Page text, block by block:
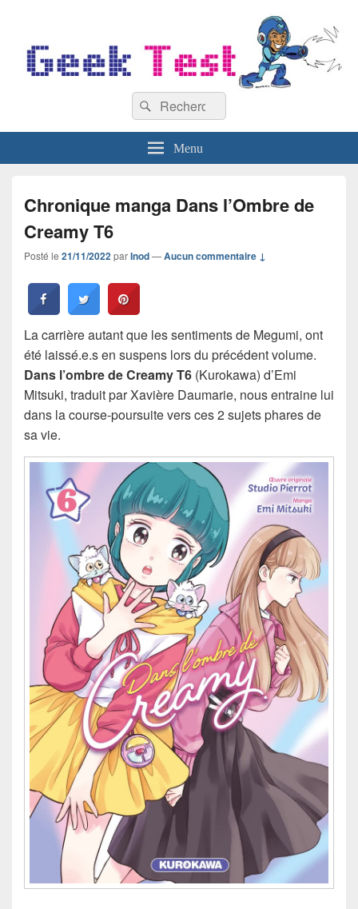
Recherche :
Rechercher
Menu
Chronique manga Dans l’Ombre de
Creamy T6
Posté le 21/11/2022parInod—Aucun commentaire ↓
La carrière autant que les sentiments de Megumi, ont
été laissé.e.s en suspens lors du précédent volume.
Dans l’ombre de Creamy T6 (Kurokawa) d’Emi
Mitsuki, traduit par Xavière Daumarie, nous entraine lui
dans la course-poursuite vers ces 2 sujets phares de
sa vie.